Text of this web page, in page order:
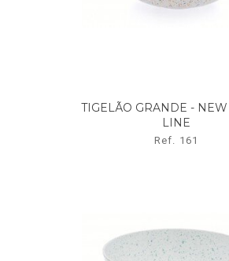
TIGELÃO GRANDE -
LINE
Ref. 161